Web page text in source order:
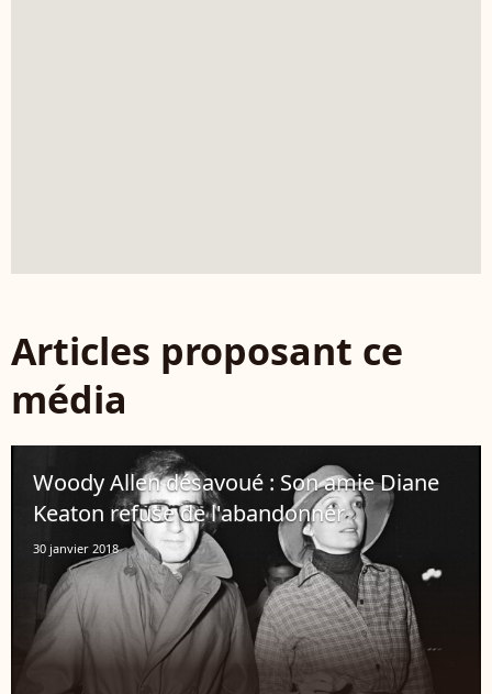
Articles proposant ce
média
Woody Allen désavoué : Son amie Diane
Keaton refuse de l'abandonner
30 janvier 2018